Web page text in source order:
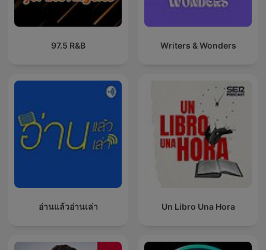
97.5 R&B Writers & Wonders
อ่านแล้วอ่านเล่า Un Libro Una Hora